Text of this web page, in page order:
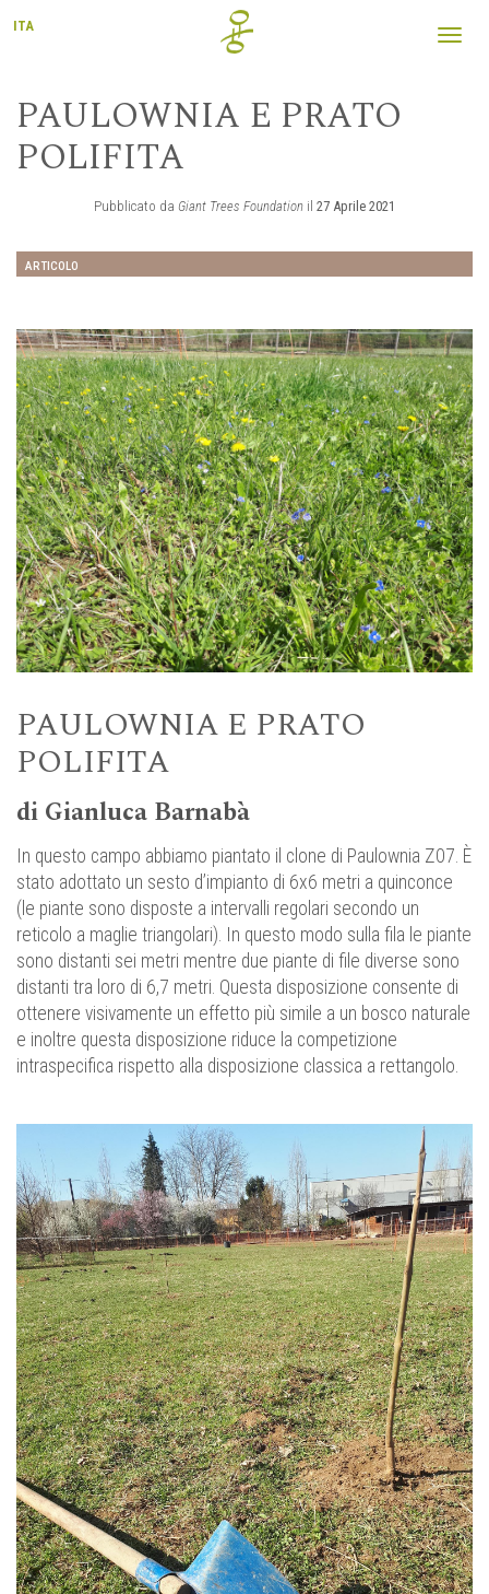
ITA
PAULOWNIA E PRATO
POLIFITA
Pubblicato da Giant Trees Foundation il 27 Aprile 2021
ARTICOLO
PAULOWNIA E PRATO
POLIFITA
di Gianluca Barnabà
In questo campo abbiamo piantato il clone di Paulownia Z07. È
stato adottato un sesto d’impianto di 6x6 metri a quinconce
(le piante sono disposte a intervalli regolari secondo un
reticolo a maglie triangolari). In questo modo sulla fila le piante
sono distanti sei metri mentre due piante di file diverse sono
distanti tra loro di 6,7 metri. Questa disposizione consente di
ottenere visivamente un effetto più simile a un bosco naturale
e inoltre questa disposizione riduce la competizione
intraspecifica rispetto alla disposizione classica a rettangolo.